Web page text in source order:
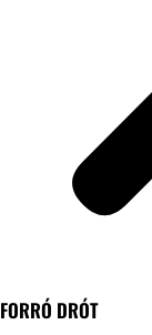
FORRÓ DRÓT